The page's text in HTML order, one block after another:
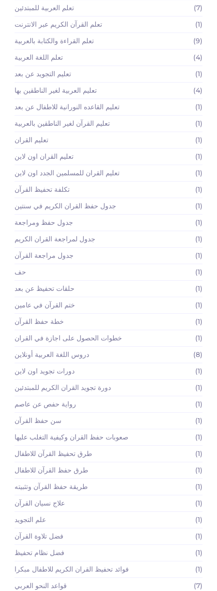
تعلم العربية للمبتدئين
(7)
تعلم القرآن الكريم عبر الانترنت
(1)
تعلم القراءة والكتابة بالعربية
(9)
تعلم اللغة العربية
(4)
تعليم التجويد عن بعد
(1)
تعليم العربية لغير الناطقين بها
(4)
تعليم القاعده النورانية للاطفال عن بعد
(1)
تعليم القرآن لغير الناطقين بالعربية
(1)
تعليم القران
(1)
تعليم القران اون لاين
(1)
تعليم القران للمسلمين الجدد اون لاين
(1)
تكلفة تحفيظ القرآن
(1)
جدول حفظ القران الكريم في سنتين
(1)
جدول حفظ ومراجعة
(1)
جدول لمراجعة القران الكريم
(1)
جدول مراجعة القرآن
(1)
حف
(1)
حلقات تحفيظ عن بعد
(1)
ختم القرآن في عامين
(1)
خطة حفظ القرآن
(1)
خطوات الحصول على اجازة في القران
(1)
دروس اللغة العربية أونلاين
(8)
دورات تجويد اون لاين
(1)
دورة تجويد القران الكريم للمبتدئين
(1)
رواية حفص عن عاصم
(1)
سن حفظ القرآن
(1)
صعوبات حفظ القران وكيفية التغلب عليها
(1)
طرق تحفيظ القرآن للاطفال
(1)
طرق حفظ القرآن للاطفال
(1)
طريقة حفظ القرآن وتثبيته
(1)
علاج نسيان القرآن
(1)
علم التجويد
(1)
فضل تلاوة القرآن
(1)
فضل نظام تحفيظ
(1)
فوائد تحفيظ القران الكريم للاطفال مبكرا
(1)
قواعد النحو العربي
(7)